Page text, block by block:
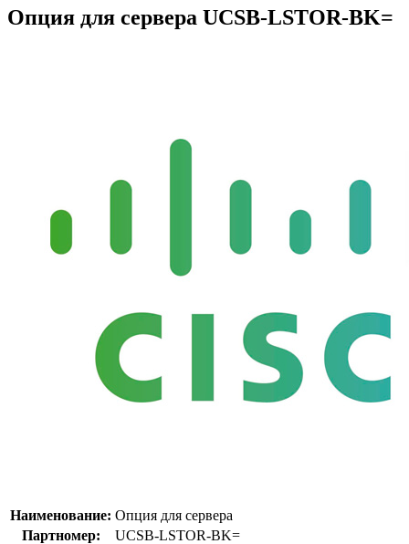
Опция для сервера UCSB-LSTOR-BK=
Наименование: Опция для сервера
Партномер:
UCSB-LSTOR-BK=